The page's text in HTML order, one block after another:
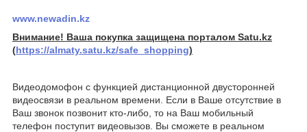
www.newadin.kz
Внимание! Ваша покупка защищена порталом Satu.kz
(https://almaty.satu.kz/safe_shopping)
Видеодомофон с функцией дистанционной двусторонней
видеосвязи в реальном времени. Если в Ваше отсутствие в
Ваш звонок позвонит кто-либо, то на Ваш мобильный
телефон поступит видеовызов. Вы сможете в реальном